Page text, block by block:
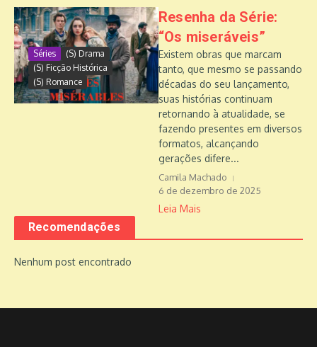
Séries
(S) Drama
(S) Ficção Histórica
(S) Romance
Resenha da Série:
“Os miseráveis”
Existem obras que marcam
tanto, que mesmo se passando
décadas do seu lançamento,
suas histórias continuam
retornando à atualidade, se
fazendo presentes em diversos
formatos, alcançando
gerações difere...
Camila Machado
6 de dezembro de 2025
Leia Mais
Recomendações
Nenhum post encontrado